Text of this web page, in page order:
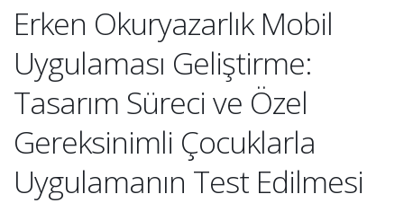
Erken Okuryazarlık Mobil
Uygulaması Geliştirme:
Tasarım Süreci ve Özel
Gereksinimli Çocuklarla
Uygulamanın Test Edilmesi